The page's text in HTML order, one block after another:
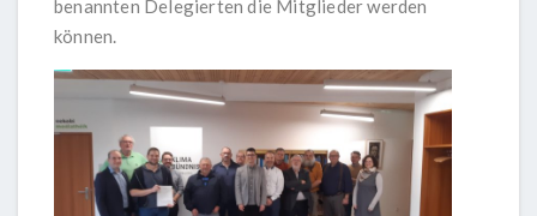
benannten Delegierten die Mitglieder werden
können.